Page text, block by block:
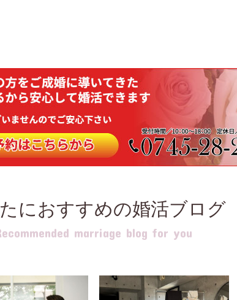
におすすめの婚活ブログ
marriage blog for you